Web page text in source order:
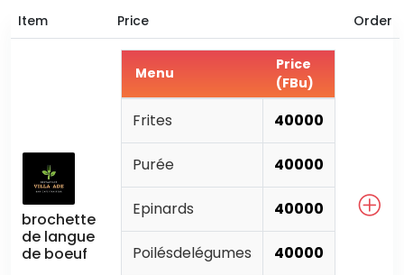
Item Price Order
brochette
de langue
de boeuf
Menu
Price
(FBu)
Frites 40000
Purée 40000
Epinards 40000
Poilésdelégumes 40000